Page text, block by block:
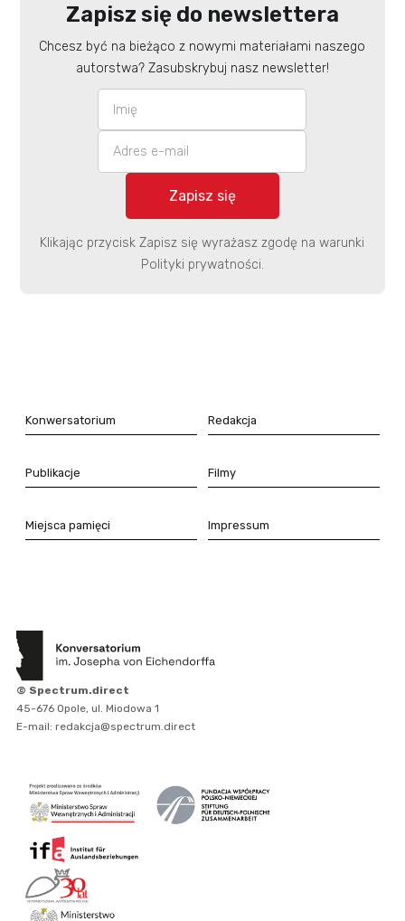
Zapisz się do newslettera
Chcesz być na bieżąco z nowymi materiałami naszego
autorstwa? Zasubskrybuj nasz newsletter!
Klikając przycisk Zapisz się wyrażasz zgodę na warunki
Polityki prywatności.
Konwersatorium Redakcja
Publikacje Filmy
Miejsca pamięci Impressum
© Spectrum.direct
45-676 Opole, ul. Miodowa 1
E-mail: redakcja@spectrum.direct